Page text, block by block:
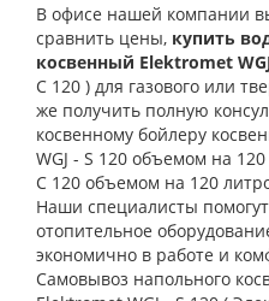
В офисе нашей компании
сравнить цены, купить
косвенный Elektromet
С 120 ) для газового или
же получить полную
косвенному бойлеру
WGJ - S 120 объемом на
С 120 объемом на 120
Наши специалисты
отопительное
экономично в работе и
Самовывоз напольного